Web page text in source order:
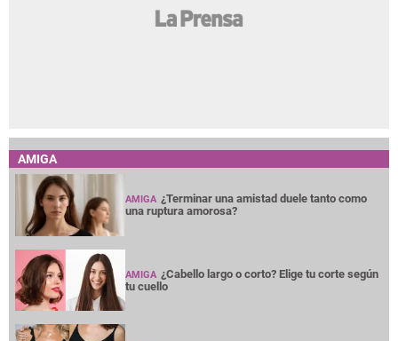
AMIGA
AMIGA ¿Terminar una amistad duele tanto como
una ruptura amorosa?
AMIGA ¿Cabello largo o corto? Elige tu corte según
tu cuello